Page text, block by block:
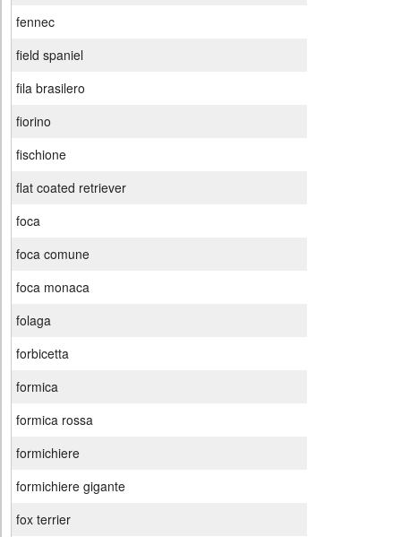
fennec
field spaniel
fila brasilero
fiorino
fischione
flat coated retriever
foca
foca comune
foca monaca
folaga
forbicetta
formica
formica rossa
formichiere
formichiere gigante
fox terrier